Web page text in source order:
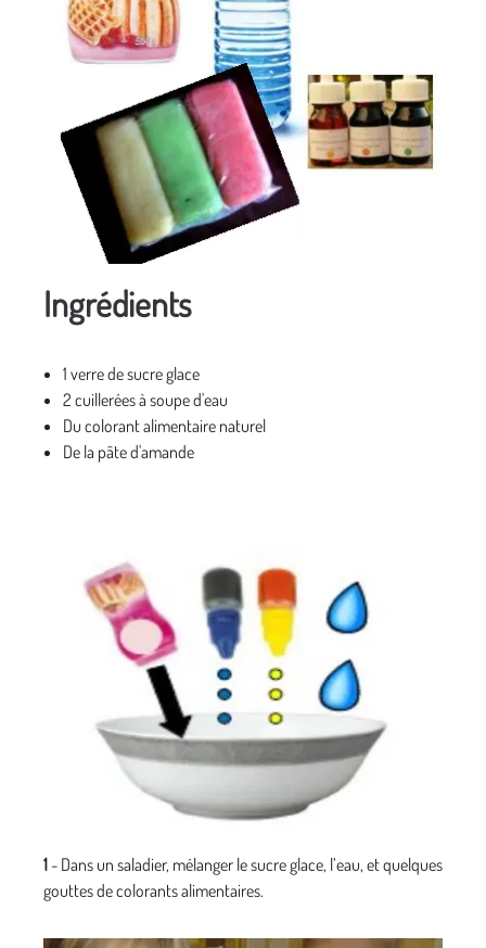
Ingrédients
1 verre de sucre glace
2 cuillerées à soupe d'eau
Du colorant alimentaire naturel
De la pâte d'amande
1- Dans un saladier, mélanger le sucre glace, l’eau, et quelques
gouttes de colorants alimentaires.